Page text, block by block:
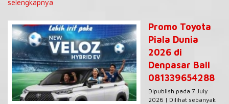
selengkapnya
Promo Toyota
Piala Dunia
2026 di
Denpasar Bali
081339654288
Dipublish pada 7 July
2026 | Dilihat sebanyak